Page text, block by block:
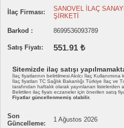
İlaç Firması:
SANOVEL İLAÇ
ŞİRKETİ
Barkod :
8699536093789
Satış Fiyatı: 551.91 ₺
Sitemizde ilaç satışı
İlaç fiyatlarının belirtilmesi Akılcı İlaç Kullanımına
İlaç fiyatları TC Sağlık Bakanlığı Türkiye İlaç ve
tarafından haftalık olarak yayınlanan listelerden
Belirtilen ilaç fiyatı eczaneler için önerilen satış
Fiyatlar güncellenmemiş olabilir.
Son
Güncelleme:
1 Ağustos 2026